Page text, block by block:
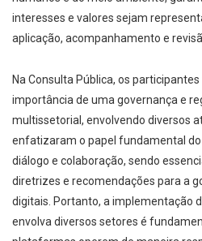
interesses e valores sejam
aplicação, acompanhamento e
Na Consulta Pública, os
importância de uma governança e
multissetorial, envolvendo diversos
enfatizaram o papel fundamental do
diálogo e colaboração, sendo
diretrizes e recomendações para a
digitais. Portanto, a implementação
envolva diversos setores é